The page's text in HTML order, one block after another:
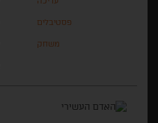
פסטיבלים
משחק